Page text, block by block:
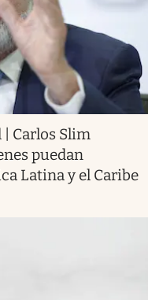
Carlos Slim
puedan
Latina y el Caribe